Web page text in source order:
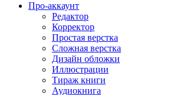
Про-аккаунт
Редактор
Корректор
Простая верстка
Сложная верстка
Дизайн обложки
Иллюстрации
Тираж книги
Аудиокнига